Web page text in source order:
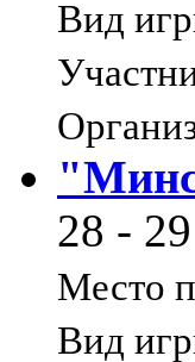
Вид
28 -
Место
Вид